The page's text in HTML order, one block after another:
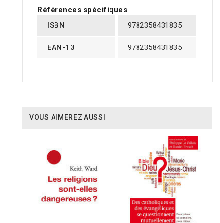
Références spécifiques
ISBN
9782358431835
EAN-13 9782358431835
VOUS AIMEREZ AUSSI